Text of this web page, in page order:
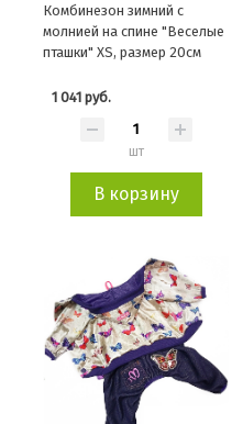
Комбинезон зимний с
молнией на спине "Веселые
пташки" XS, размер 20см
1 041 руб.
шт
В корзину